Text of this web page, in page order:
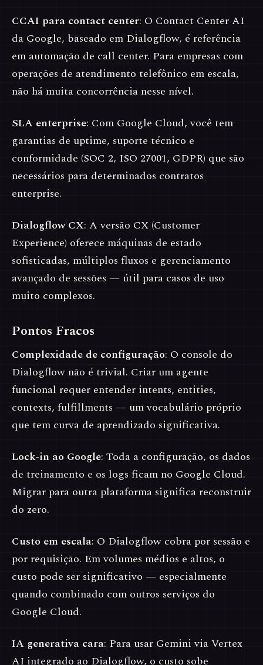
CCAI para contact center: O Contact Center AI
da Google, baseado em Dialogflow, é referência
em automação de call center. Para empresas com
operações de atendimento telefônico em escala,
não há muita concorrência nesse nível.
SLA enterprise: Com Google Cloud, você tem
garantias de uptime, suporte técnico e
conformidade (SOC 2, ISO 27001, GDPR) que são
necessários para determinados contratos
enterprise.
Dialogflow CX: A versão CX (Customer
Experience) oferece máquinas de estado
sofisticadas, múltiplos fluxos e gerenciamento
avançado de sessões — útil para casos de uso
muito complexos.
Pontos Fracos
Complexidade de configuração: O console do
Dialogflow não é trivial. Criar um agente
funcional requer entender intents, entities,
contexts, fulfillments — um vocabulário próprio
que tem curva de aprendizado significativa.
Lock-in ao Google: Toda a configuração, os dados
de treinamento e os logs ficam no Google Cloud.
Migrar para outra plataforma significa reconstruir
do zero.
Custo em escala: O Dialogflow cobra por sessão e
por requisição. Em volumes médios e altos, o
custo pode ser significativo — especialmente
quando combinado com outros serviços do
Google Cloud.
IA generativa cara: Para usar Gemini via Vertex
AI integrado ao Dialogflow, o custo sobe